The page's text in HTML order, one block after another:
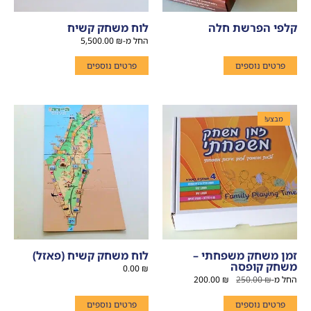
קלפי הפרשת חלה
פרטים נוספים
לוח משחק קשיח
החל מ-₪
פרטים נוספים
זמן משחק משפחתי –
משחק קופסה
מבצע!
החל מ-₪
250.00
₪
200.00
פרטים נוספים
לוח משחק קשיח (פאזל)
₪
פרטים נוספים